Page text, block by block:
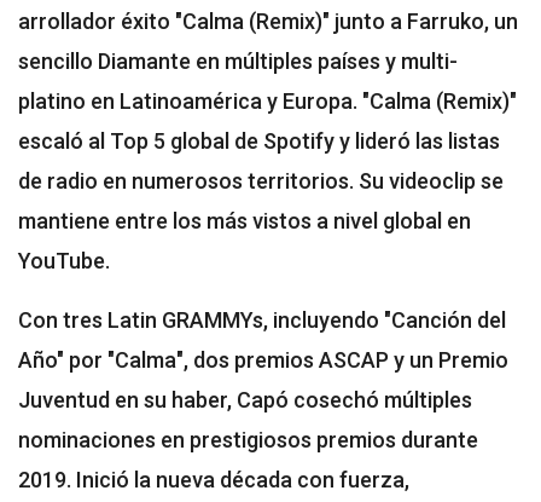
arrollador éxito "Calma (Remix)" junto a Farruko, un
sencillo Diamante en múltiples países y multi-
platino en Latinoamérica y Europa. "Calma (Remix)"
escaló al Top 5 global de Spotify y lideró las listas
de radio en numerosos territorios. Su videoclip se
mantiene entre los más vistos a nivel global en
YouTube.
Con tres Latin GRAMMYs, incluyendo "Canción del
Año" por "Calma", dos premios ASCAP y un Premio
Juventud en su haber, Capó cosechó múltiples
nominaciones en prestigiosos premios durante
2019. Inició la nueva década con fuerza,